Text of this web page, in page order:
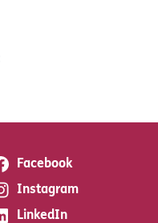
Facebook
Instagram
LinkedIn